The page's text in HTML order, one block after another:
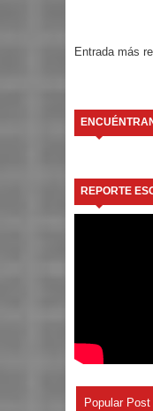
Entrada más
REPORTE
Popular Post